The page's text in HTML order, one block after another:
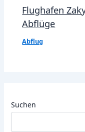
Flughafen
Abflüge
Abflug
Suchen